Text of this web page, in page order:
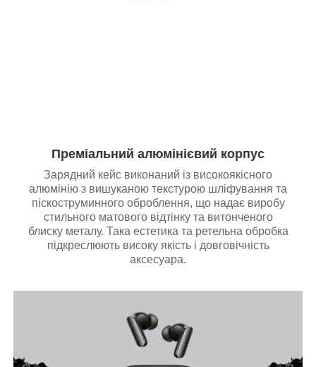
Преміальний алюмінієвий корпус
Зарядний кейс виконаний із високоякісного
алюмінію з вишуканою текстурою шліфування та
піскоструминного оброблення, що надає виробу
стильного матового відтінку та витонченого
блиску металу. Така естетика та ретельна обробка
підкреслюють високу якість і довговічність
аксесуара.